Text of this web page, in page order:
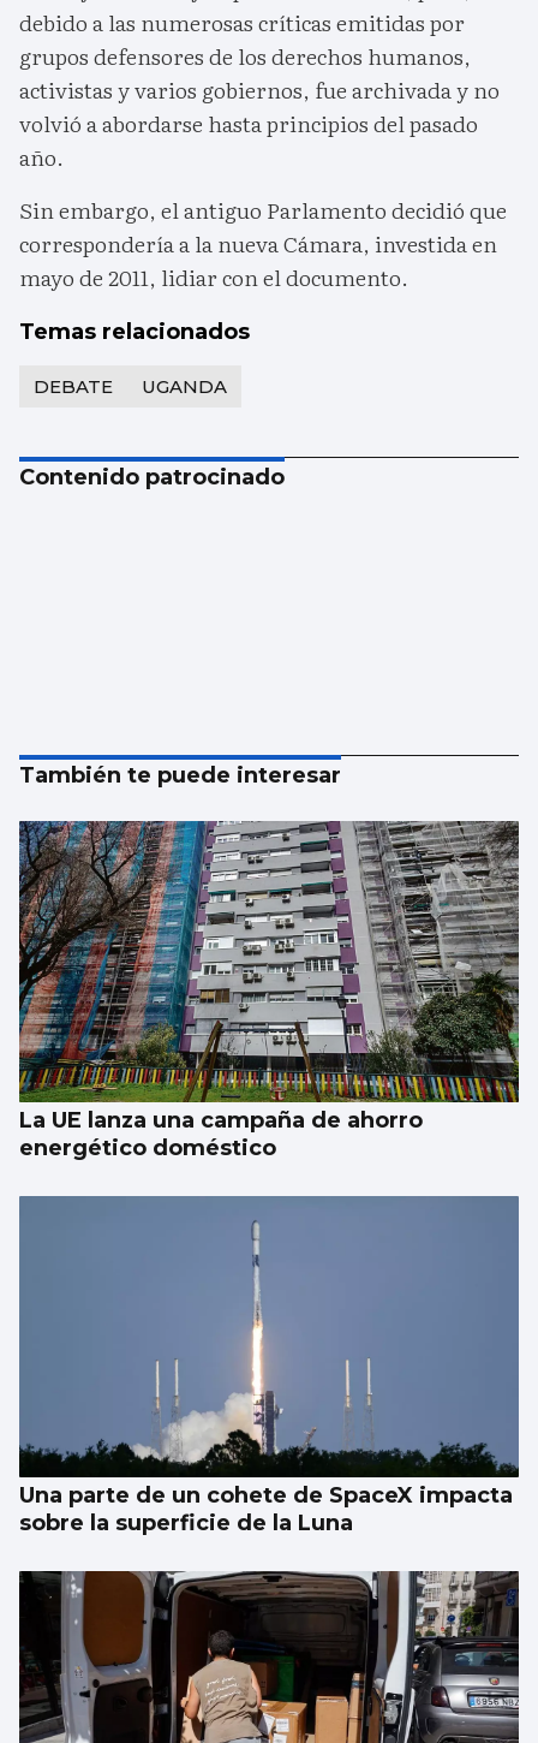
debido a las numerosas críticas emitidas por
grupos defensores de los derechos humanos,
activistas y varios gobiernos, fue archivada y no
volvió a abordarse hasta principios del pasado
año.
Sin embargo, el antiguo Parlamento decidió que
correspondería a la nueva Cámara, investida en
mayo de 2011, lidiar con el documento.
Temas relacionados
DEBATE UGANDA
Contenido patrocinado
También te puede interesar
La UE lanza una campaña de ahorro
energético doméstico
Una parte de un cohete de SpaceX impacta
sobre la superficie de la Luna